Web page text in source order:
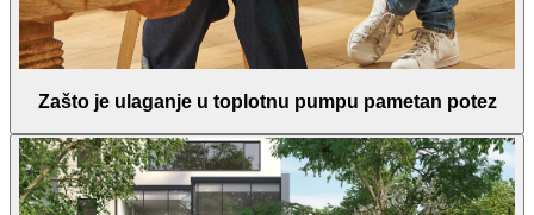
Zašto je ulaganje u toplotnu pumpu pametan potez